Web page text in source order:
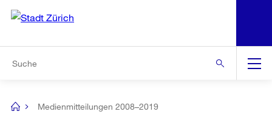
Navigation
[no
Medienmitteilungen 2008–2019